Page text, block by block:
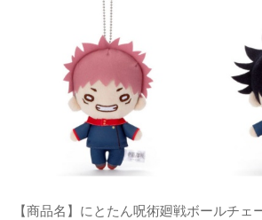
【商品名】にとたん呪術廻戦ボールチェ